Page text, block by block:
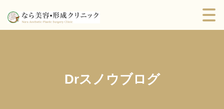
Drスノウブログ